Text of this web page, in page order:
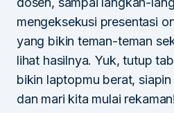
mengeksekusi presentasi
yang bikin teman-teman
lihat hasilnya. Yuk, tutup
bikin laptopmu berat,
dan mari kita mulai rekaman!